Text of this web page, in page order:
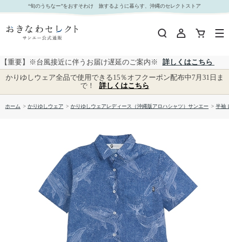
【送料無料】ＫＵＪＩＲＡ柄 かりゆしウェア M773 L｜おきなわセレクト サンエー公式通販
“旬のうちなー”をおすそわけ 旅するように暮らす、沖縄のセレクトストア
【重要】※台風接近に伴うお届け遅延のご案内※
詳しくはこちら
かりゆしウェア全品で使用できる15％オフクーポン配布中7月31日ま
で！
詳しくはこちら
ホーム > かりゆしウェア > かりゆしウェアレディース（沖縄版アロハシャツ）サンエー > 半袖